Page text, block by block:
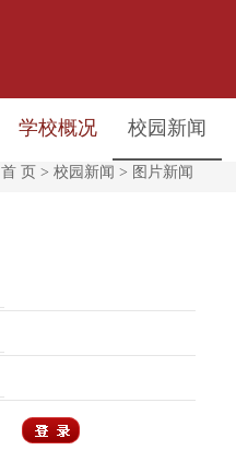
学校概况 校园新闻
首 页 > 校园新闻 > 图片新闻